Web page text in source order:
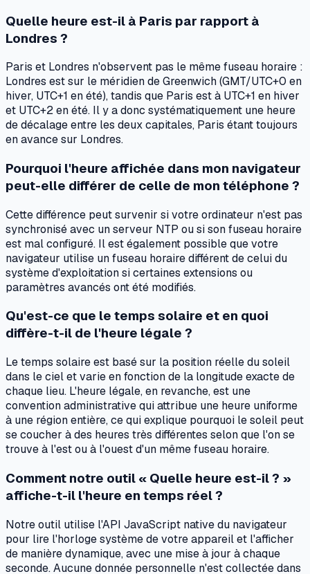
Quelle heure est-il à Paris par rapport à
Londres ?
Paris et Londres n'observent pas le même fuseau horaire :
Londres est sur le méridien de Greenwich (GMT/UTC+0 en
hiver, UTC+1 en été), tandis que Paris est à UTC+1 en hiver
et UTC+2 en été. Il y a donc systématiquement une heure
de décalage entre les deux capitales, Paris étant toujours
en avance sur Londres.
Pourquoi l'heure affichée dans mon navigateur
peut-elle différer de celle de mon téléphone ?
Cette différence peut survenir si votre ordinateur n'est pas
synchronisé avec un serveur NTP ou si son fuseau horaire
est mal configuré. Il est également possible que votre
navigateur utilise un fuseau horaire différent de celui du
système d'exploitation si certaines extensions ou
paramètres avancés ont été modifiés.
Qu'est-ce que le temps solaire et en quoi
diffère-t-il de l'heure légale ?
Le temps solaire est basé sur la position réelle du soleil
dans le ciel et varie en fonction de la longitude exacte de
chaque lieu. L'heure légale, en revanche, est une
convention administrative qui attribue une heure uniforme
à une région entière, ce qui explique pourquoi le soleil peut
se coucher à des heures très différentes selon que l'on se
trouve à l'est ou à l'ouest d'un même fuseau horaire.
Comment notre outil « Quelle heure est-il ? »
affiche-t-il l'heure en temps réel ?
Notre outil utilise l'API JavaScript native du navigateur
pour lire l'horloge système de votre appareil et l'afficher
de manière dynamique, avec une mise à jour à chaque
seconde. Aucune donnée personnelle n'est collectée dans